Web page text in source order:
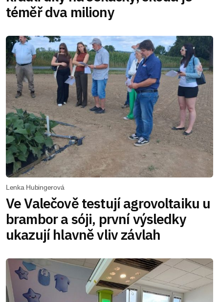
téměř dva miliony
Lenka Hubingerová
Ve Valečově testují agrovoltaiku u
brambor a sóji, první výsledky
ukazují hlavně vliv závlah